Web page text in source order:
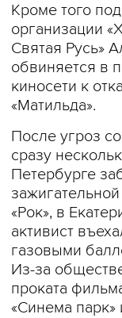
Кроме того
организации
Святая Русь»
обвиняется в
киносети к
«Матильда».
После угроз
сразу
Петербурге
«Рок», в
активист
газовыми
Из-за
проката
«Синема парк»